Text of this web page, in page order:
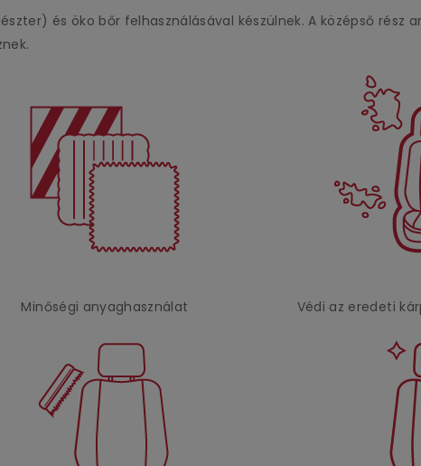
és öko bőr felhasználásával készülnek. A középső rész
Minőségi anyaghasználat Védi az eredeti